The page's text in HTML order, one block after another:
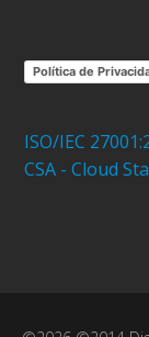
Política de
ISO/IEC
CSA - Cloud